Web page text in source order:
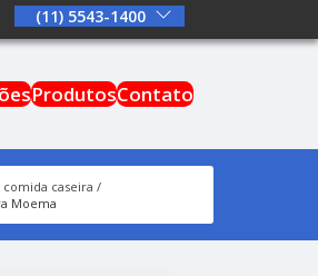
(11) 5543-1400
ProdutosContato
caseira
Moema